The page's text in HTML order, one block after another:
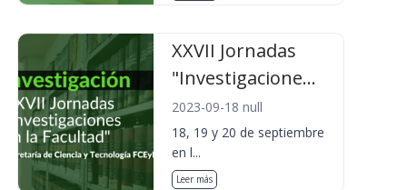
XXVII Jornadas
"Investigacione...
2023-09-18 null
18, 19 y 20 de septiembre
en l...
Leer más